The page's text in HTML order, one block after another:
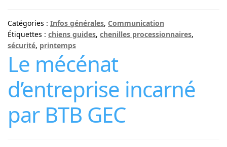
Catégories : Infos générales, Communication
Étiquettes : chiens guides, chenilles processionnaires,
sécurité, printemps
Le mécénat
d’entreprise incarné
par BTB GEC